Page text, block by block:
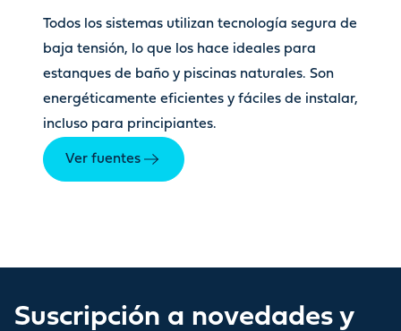
Todos los sistemas utilizan tecnología segura de
baja tensión, lo que los hace ideales para
estanques de baño y piscinas naturales. Son
energéticamente eficientes y fáciles de instalar,
incluso para principiantes.
Ver fuentes
Suscripción a novedades y